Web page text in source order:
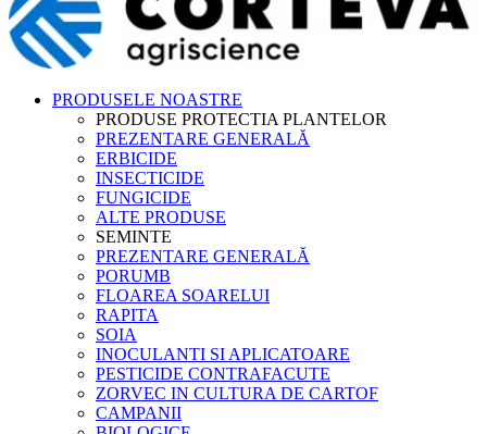
PRODUSELE NOASTRE
PRODUSE PROTECTIA PLANTELOR
PREZENTARE GENERALĂ
ERBICIDE
INSECTICIDE
FUNGICIDE
ALTE PRODUSE
SEMINTE
PREZENTARE GENERALĂ
PORUMB
FLOAREA SOARELUI
RAPITA
SOIA
INOCULANTI SI APLICATOARE
PESTICIDE CONTRAFACUTE
ZORVEC IN CULTURA DE CARTOF
CAMPANII